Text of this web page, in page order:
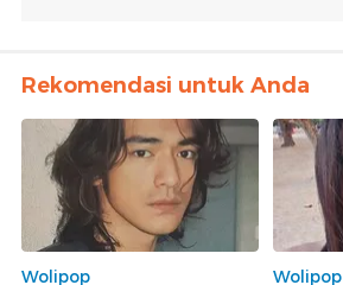
Rekomendasi untuk Anda
Wolipop
Wolipop